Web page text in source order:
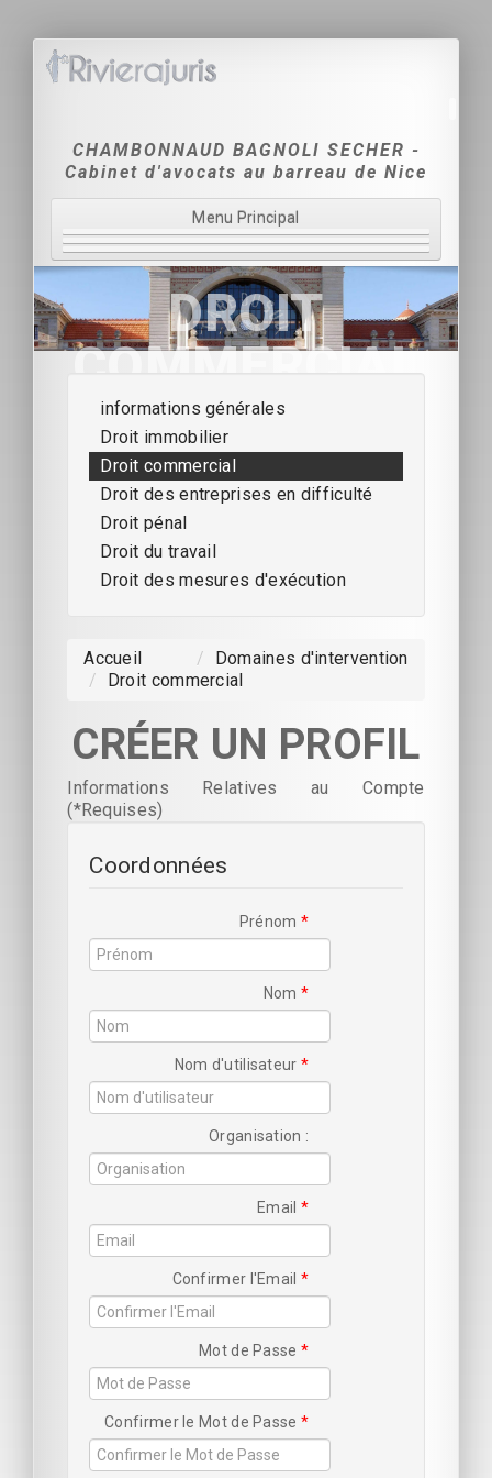
CHAMBONNAUD BAGNOLI SECHER -
Cabinet d'avocats au barreau de Nice
Menu Principal
Le Cabinet
Domaines d'intervention
Tarification
Coordonnées & Contact
DROIT
COMMERCIAL
informations générales
Droit immobilier
Droit commercial
Droit des entreprises en difficulté
Droit pénal
Droit du travail
Droit des mesures d'exécution
Accueil /
Domaines d'intervention
/
Droit commercial
CRÉER UN PROFIL
Informations Relatives au Compte
(*Requises)
Coordonnées
Prénom
Nom
Nom d'utilisateur
Organisation
Email
Confirmer l'Email
Mot de Passe
Confirmer le Mot de Passe